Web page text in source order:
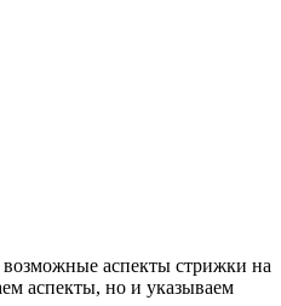
аспекты стрижки на
аспекты, но и указываем